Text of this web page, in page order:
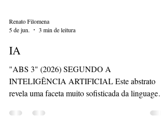
Renato Filomena
5 de jun.
3 min de leitura
IA
"ABS 3" (2026) SEGUNDO A